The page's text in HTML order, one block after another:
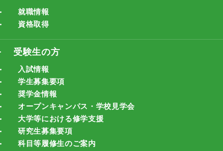
就職情報
資格取得
受験生の方
入試情報
学生募集要項
奨学金情報
オープンキャンパス・学校見学会
大学等における修学支援
研究生募集要項
科目等履修生のご案内